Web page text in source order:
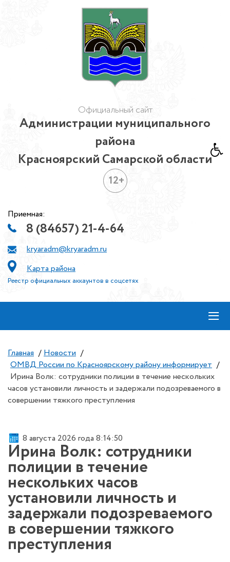
Официальный сайт
Администрации муниципального
района
Красноярский Самарской области
12+
Приемная:
8 (84657) 21-4-64
kryaradm@kryaradm.ru
Карта района
Реестр официальных аккаунтов в соцсетях
≡
Главная / Новости /
ОМВД России по Красноярскому району информирует /
Ирина Волк: сотрудники полиции в течение нескольких
часов установили личность и задержали подозреваемого в
совершении тяжкого преступления
8 августа 2026 года 8:14:50
Ирина Волк: сотрудники
полиции в течение
нескольких часов
установили личность и
задержали подозреваемого
в совершении тяжкого
преступления